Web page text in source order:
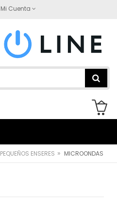
Mi Cuenta
PEQUEÑOS ENSERES » MICROONDAS